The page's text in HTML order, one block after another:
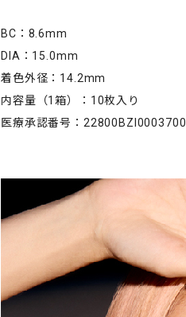
BC：8.6mm
DIA：15.0mm
着色外径：14.2mm
内容量（1箱）：10枚入り
医療承認番号：